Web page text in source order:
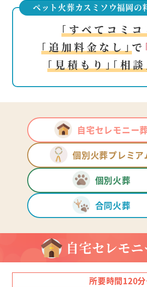
ペット火葬カスミソウ福岡の
｢すべてコミコ
｢追加料金なし｣ で
｢見積もり｣｢相談
自宅セレモニー
個別火葬プレミア
個別火葬
合同火葬
自宅セレモ
所要時間120